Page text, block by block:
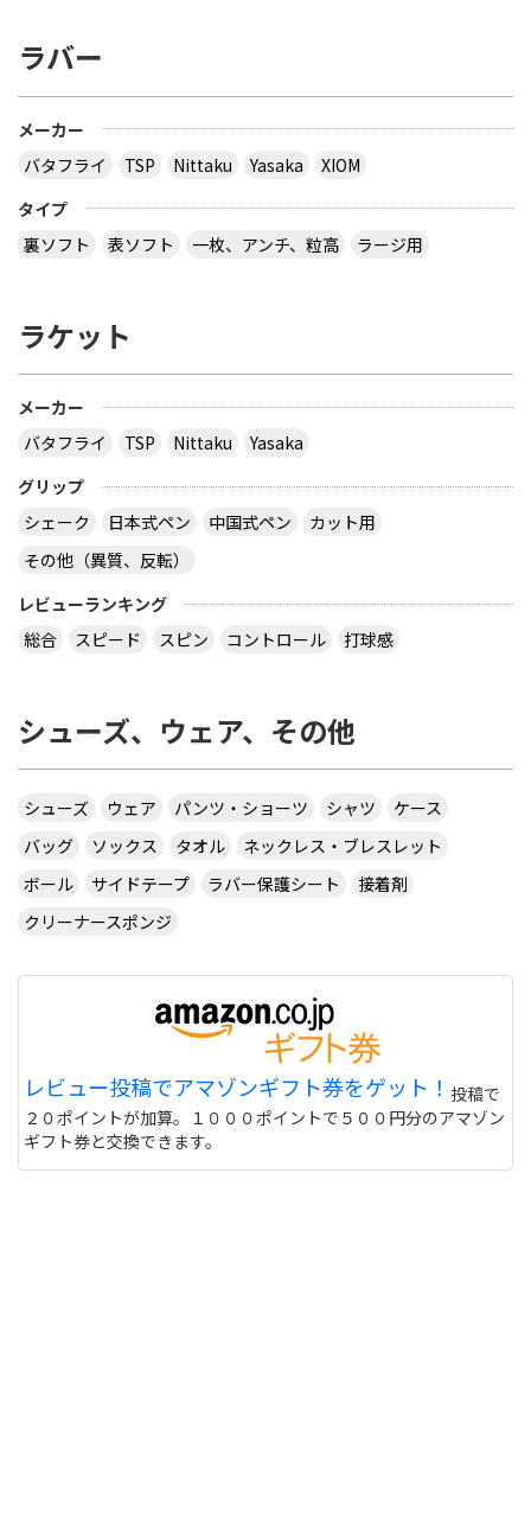
ラバー
メーカー
バタフライ
TSP Nittaku Yasaka
XIOM
タイプ
裏ソフト
表ソフト 一枚、アンチ、粒高 ラージ用
ラケット
メーカー
バタフライ
TSP Nittaku
Yasaka
グリップ
シェーク
日本式ペン 中国式ペン
カット用
その他（異質、反転）
レビューランキング
総合
スピード スピン コントロール 打球感
シューズ、ウェア、その他
シューズ ウェア パンツ・ショーツ シャツ
ケース
バッグ
ソックス タオル
ネックレス・ブレスレット
ボール
サイドテープ ラバー保護シート
接着剤
クリーナースポンジ
レビュー投稿でアマゾンギフト券をゲット！ 投稿で
２０ポイントが加算。１０００ポイントで５００円分のアマゾン
ギフト券と交換できます。